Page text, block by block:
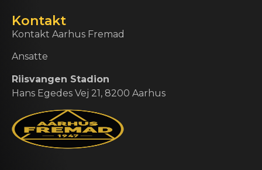
Kontakt
Kontakt Aarhus Fremad
Ansatte
Riisvangen Stadion
Hans Egedes Vej 21, 8200 Aarhus